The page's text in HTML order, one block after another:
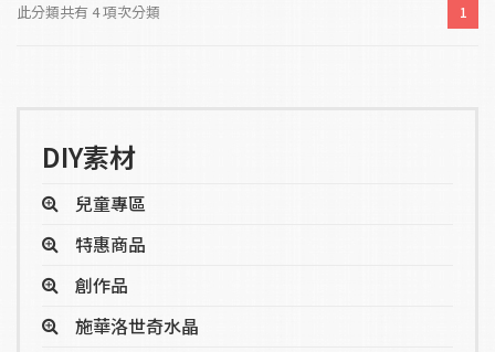
此分類共有 4 項次分類 1
DIY素材
兒童專區
特惠商品
創作品
施華洛世奇水晶